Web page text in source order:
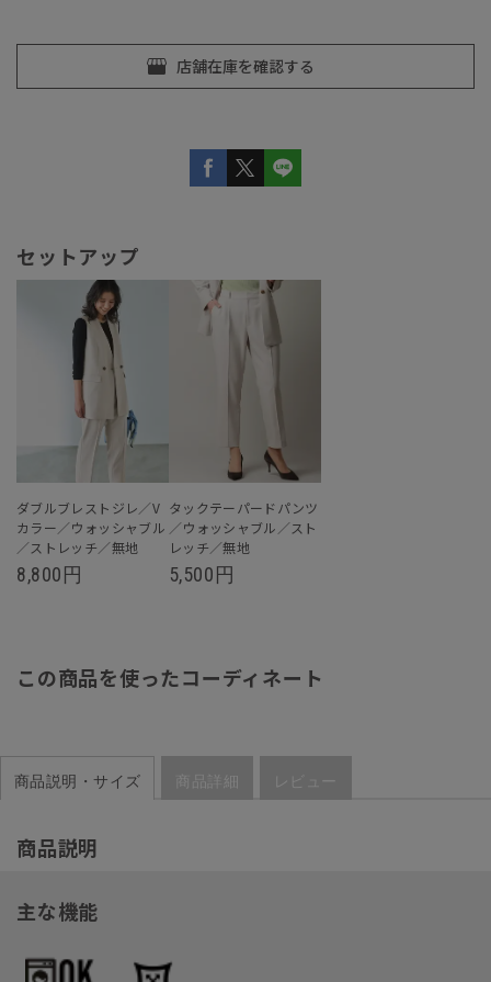
セットアップ
ダブルブレストジレ／V
カラー／ウォッシャブル
／ストレッチ／無地
8,800 円
タックテーパードパンツ
／ウォッシャブル／スト
レッチ／無地
5,500 円
この商品を使ったコーディネート
商品説明・サイズ 商品詳細 レビュー
商品説明
主な機能